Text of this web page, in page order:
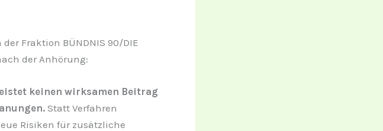
Fraktion BÜNDNIS 90/DIE
der Anhörung:
keinen wirksamen Beitrag
Statt Verfahren
Risiken für zusätzliche